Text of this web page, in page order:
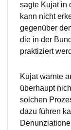
sagte Kujat in
kann nicht
gegenüber
die in der
praktiziert
Kujat warnte
überhaupt
solchen
dazu führen